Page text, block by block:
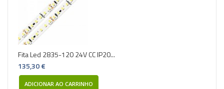
Fita Led 2835-120 24V CC IP20...
135,30 €
ADICIONAR AO CARRINHO